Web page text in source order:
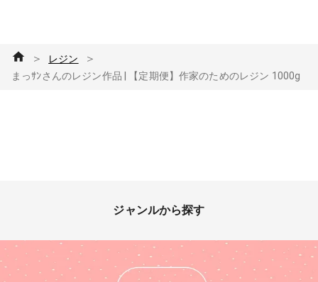
＞ レジン ＞
まっｻﾝさんのレジン作品 | 【定期便】作家のためのレジン 1000g
ジャンルから探す